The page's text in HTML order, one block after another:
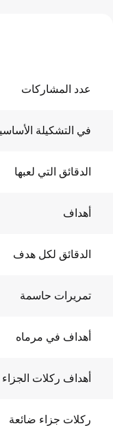
عدد المشاركات
في التشكيلة
الدقائق التي لعبها
أهداف
الدقائق لكل هدف
تمريرات حاسمة
أهداف في مرماه
أهداف ركلات الجزاء
ركلات جزاء ضائعة